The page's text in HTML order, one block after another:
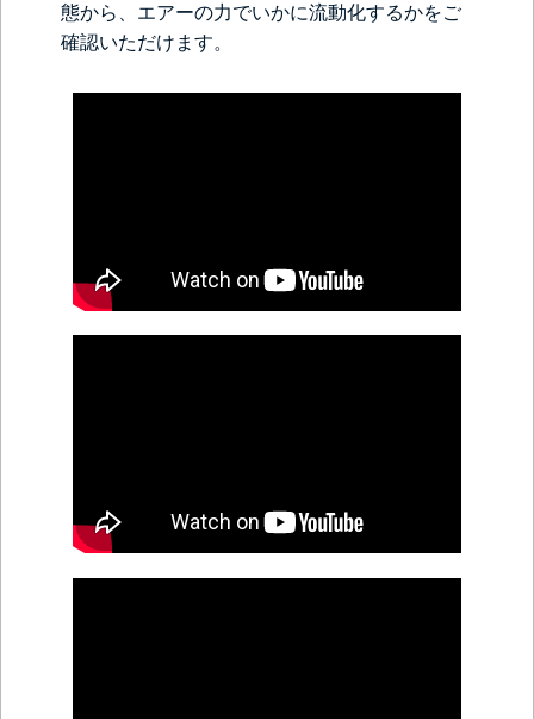
態から、エアーの力でいかに流動化するかをご
確認いただけます。